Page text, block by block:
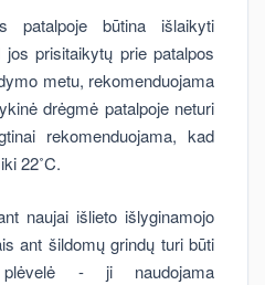
patalpoje būtina išlaikyti
prisitaikytų prie patalpos
metu, rekomenduojama
drėgmė patalpoje neturi
rekomenduojama, kad
22˚C.
naujai išlieto išlyginamojo
ant šildomų grindų turi būti
plėvelė - ji naudojama